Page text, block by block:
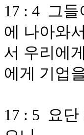
17 : 4 그
에 나아와
서 우리에
에게 기업
17 : 5 요